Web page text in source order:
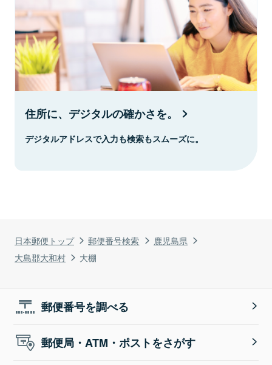
日本郵便トップ 郵便番号検索
鹿児島県
大島郡大和村
大棚
住所に、デジタルの確かさを。
デジタルアドレスで入力も検索もスムーズに。
郵便番号を調べる
郵便局・ATM・ポストをさがす